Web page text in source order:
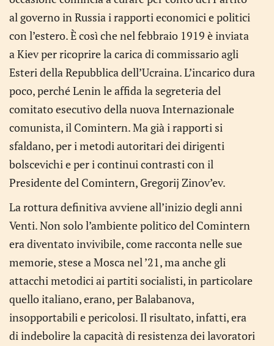
al governo in Russia i rapporti economici e politici
con l’estero. È così che nel febbraio 1919 è inviata
a Kiev per ricoprire la carica di commissario agli
Esteri della Repubblica dell’Ucraina. L’incarico dura
poco, perché Lenin le affida la segreteria del
comitato esecutivo della nuova Internazionale
comunista, il Comintern. Ma già i rapporti si
sfaldano, per i metodi autoritari dei dirigenti
bolscevichi e per i continui contrasti con il
Presidente del Comintern, Gregorij Zinov’ev.
La rottura definitiva avviene all’inizio degli anni
Venti. Non solo l’ambiente politico del Comintern
era diventato invivibile, come racconta nelle sue
memorie, stese a Mosca nel ’21, ma anche gli
attacchi metodici ai partiti socialisti, in particolare
quello italiano, erano, per Balabanova,
insopportabili e pericolosi. Il risultato, infatti, era
di indebolire la capacità di resistenza dei lavoratori